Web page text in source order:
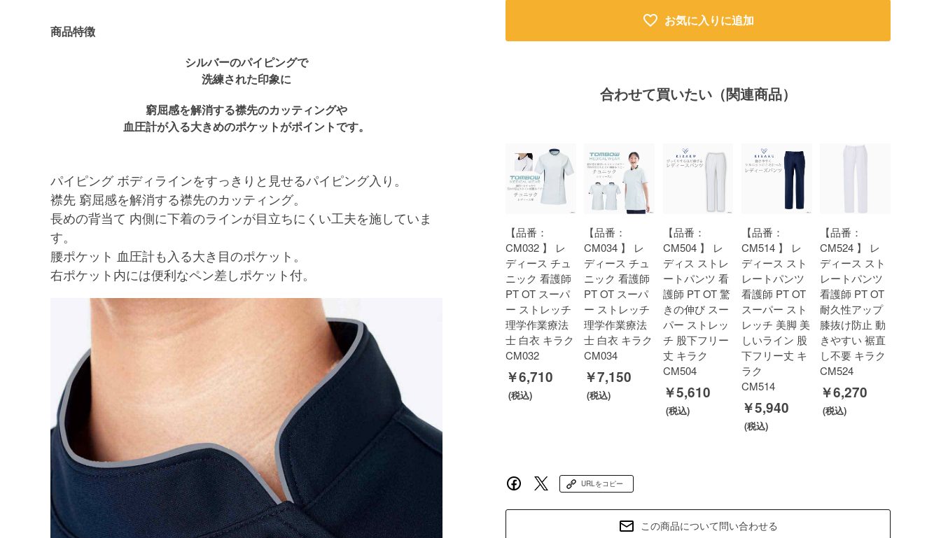
商品特徴
シルバーのパイピングで
洗練された印象に
窮屈感を解消する襟先のカッティングや
血圧計が入る大きめのポケットがポイントです。
パイピング ボディラインをすっきりと見せるパイピング入り。
襟先 窮屈感を解消する襟先のカッティング。
長めの背当て 内側に下着のラインが目立ちにくい工夫を施していま
す。
腰ポケット 血圧計も入る大き目のポケット。
右ポケット内には便利なペン差しポケット付。
お気に入りに追加
合わせて買いたい（関連商品）
【品番：
CM032 】 レ
ディース チュ
ニック 看護師
PT OT スーパ
ー ストレッチ
理学作業療法
士 白衣 キラク
CM032
￥6,710
【品番：
CM034 】 レ
ディース チュ
ニック 看護師
PT OT スーパ
ー ストレッチ
理学作業療法
士 白衣 キラク
CM034
￥7,150
【品番：
CM504 】 レ
ディス ストレ
ートパンツ 看
護師 PT OT 驚
きの伸び スー
パー ストレッ
チ 股下フリー
丈 キラク
CM504
￥5,610
【品番：
CM514 】 レ
ディース スト
レートパンツ
看護師 PT OT
スーパー スト
レッチ 美脚 美
しいライン 股
下フリー丈 キ
ラク
CM514
￥5,940
【品番：
CM524 】 レ
ディース スト
レートパンツ
看護師 PT OT
耐久性アップ
膝抜け防止 動
きやすい 裾直
し不要 キラク
CM524
￥6,270
URLをコピー
この商品について問い合わせる